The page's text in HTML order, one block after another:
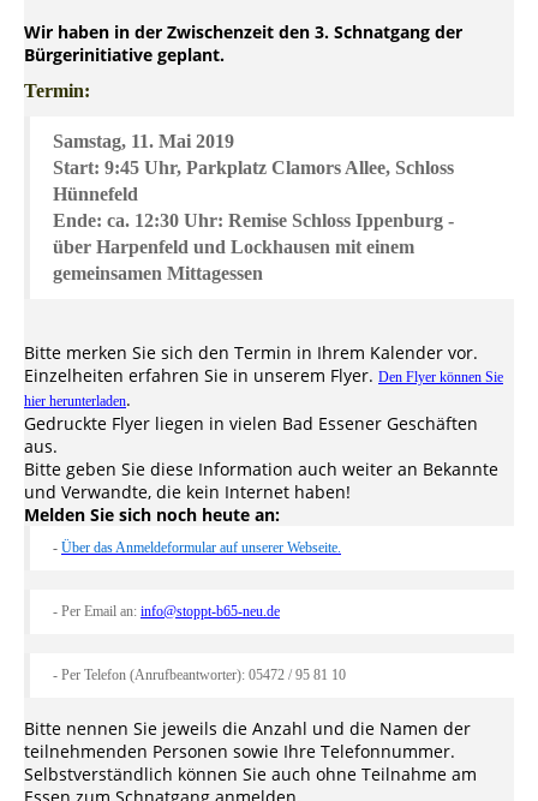
Wir haben in der Zwischenzeit den 3. Schnatgang der
Bürgerinitiative geplant.
Termin:
Samstag, 11. Mai 2019
Start: 9:45 Uhr, Parkplatz Clamors Allee, Schloss
Hünnefeld
Ende: ca. 12:30 Uhr: Remise Schloss Ippenburg -
über Harpenfeld und Lockhausen mit einem
gemeinsamen Mittagessen
Bitte merken Sie sich den Termin in Ihrem Kalender vor.
Einzelheiten erfahren Sie in unserem Flyer. Den Flyer können Sie
hier herunterladen.
Gedruckte Flyer liegen in vielen Bad Essener Geschäften
aus.
Bitte geben Sie diese Information auch weiter an Bekannte
und Verwandte, die kein Internet haben!
Melden Sie sich noch heute an:
- Über das Anmeldeformular auf unserer Webseite.
- Per Email an: info@stoppt-b65-neu.de
- Per Telefon (Anrufbeantworter): 05472 / 95 81 10
Bitte nennen Sie jeweils die Anzahl und die Namen der
teilnehmenden Personen sowie Ihre Telefonnummer.
Selbstverständlich können Sie auch ohne Teilnahme am